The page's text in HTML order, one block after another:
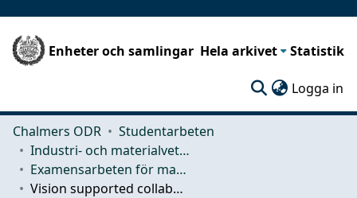
Enheter och samlingar Hela arkivet Statistik
Logga in
Chalmers ODR
Studentarbeten
Industri- och materialvetenskap (IMS)
Examensarbeten för masterexamen
Vision supported collaborative robot in pick-and-place operations